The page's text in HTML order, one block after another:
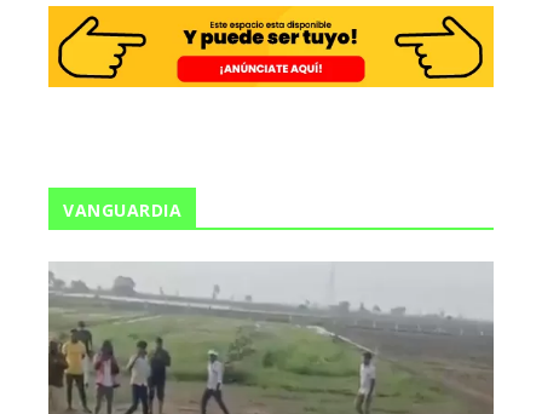
VANGUARDIA